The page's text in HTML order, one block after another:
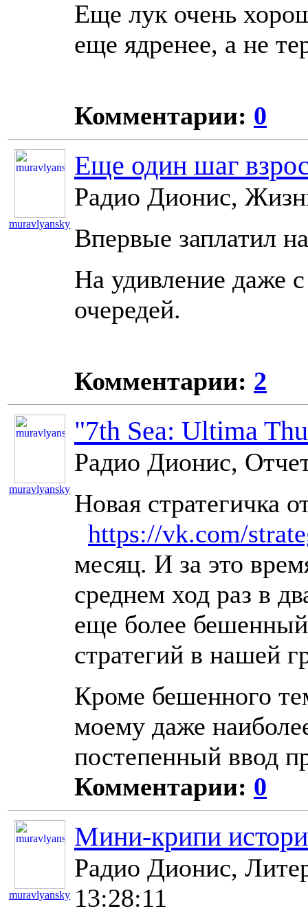
Еще лук очень
еще ядренее, а не
Комментарии: 0
muravlyansky
Еще один шаг
Радио Дионис,
Впервые заплатил
На удивление даже
очередей.
Комментарии: 2
muravlyansky
"7th Sea: Ultima
Радио Дионис,
Новая стратегичка
https://vk.com/
месяц. И за это
среднем ход раз в
еще более
стратегий в нашей
Кроме бешенного
моему даже
постепенный ввод
Комментарии: 0
muravlyansky
Мини-крипи
Радио Дионис,
13:28:11